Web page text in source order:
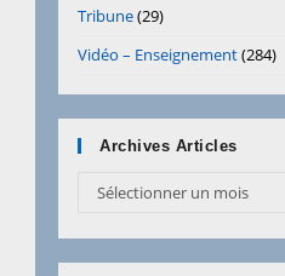
Tribune(29)
Vidéo – Enseignement(284)
Archives Articles
Archives
Sélectionner un mois